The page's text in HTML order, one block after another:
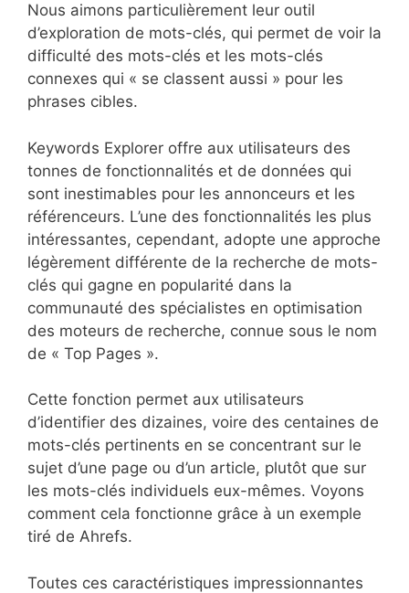
Nous aimons particulièrement leur outil
d’exploration de mots-clés, qui permet de voir la
difficulté des mots-clés et les mots-clés
connexes qui « se classent aussi » pour les
phrases cibles.
Keywords Explorer offre aux utilisateurs des
tonnes de fonctionnalités et de données qui
sont inestimables pour les annonceurs et les
référenceurs. L’une des fonctionnalités les plus
intéressantes, cependant, adopte une approche
légèrement différente de la recherche de mots-
clés qui gagne en popularité dans la
communauté des spécialistes en optimisation
des moteurs de recherche, connue sous le nom
de « Top Pages ».
Cette fonction permet aux utilisateurs
d’identifier des dizaines, voire des centaines de
mots-clés pertinents en se concentrant sur le
sujet d’une page ou d’un article, plutôt que sur
les mots-clés individuels eux-mêmes. Voyons
comment cela fonctionne grâce à un exemple
tiré de Ahrefs.
Toutes ces caractéristiques impressionnantes